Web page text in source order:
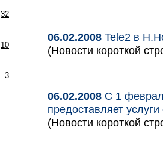
32
10
3
06.02.2008 Tele2 в
(Новости короткой
06.02.2008 С 1
предоставляет
(Новости короткой